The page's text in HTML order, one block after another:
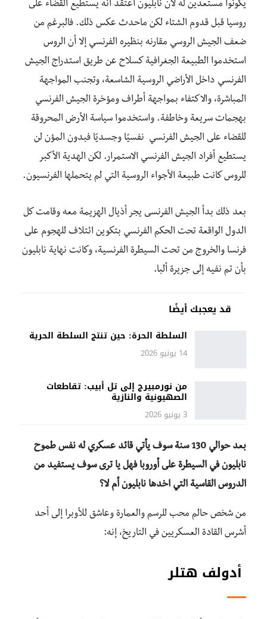
يكونوا مستعدين له لأن نابليون اعتقد أنه يستطيع القضاء على
روسيا قبل قدوم الشتاء لكن ماحدث عكس ذلك. فالبرغم من
ضعف الجيش الروسي مقارنه بنظيره الفرنسي إلا أن الروس
استخدموا الطبيعة الجغرافية كسلاح عن طريق استدراج الجيش
الفرنسي داخل الأراضي الروسية الشاسعة، وتجنب المواجهة
المباشرة، والاكتفاء بمواجهة أطراف ومؤخرة الجيش الفرنسي
بهجمات سريعة وخاطفة. واستخدموا سياسة الأرض المحروقة
للقضاء على الجيش الفرنسي نفسيًا وجسديًا فبدون المؤن لن
يستطيع أفراد الجيش الفرنسي الاستمرار. لكن الهدية الأكبر
للروس كانت طبيعة الأجواء الروسية التي لم يتحملها الفرنسيون.
بعد ذلك بدأ الجيش الفرنسى يجر أذيال الهزيمة معه وقامت كل
الدول الواقعة تحت الحكم الفرنسي بتكوين ائتلاف للهجوم على
فرنسا والخروج من تحت السيطرة الفرنسية، وكانت نهاية نابليون
بأن تم نفيه إلى جزيرة ألبا.
قد يعجبك أيضًا
السلطة الحرة: حين تنتج السلطة الحرية
14 يونيو 2026
من نورمبيرج إلى تل أبيب: تقاطعات
الصهيونية والنازية
3 يونيو 2026
بعد حوالي 130 سنة سوف يأتي قائد عسكري له نفس طموح
نابليون في السيطرة على أوروبا فهل يا ترى سوف يستفيد من
الدروس القاسية التي اخدها نابليون أم لا؟
من شخص حالم محب للرسم والعمارة وعاشق للأوبرا إلى أحد
أشرس القادة العسكريين في التاريخ، إنه:
أدولف هتلر